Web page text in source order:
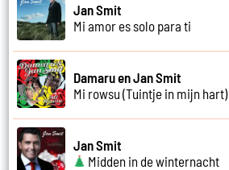
Jan Smit
Mi amor es solo para ti
Damaru en Jan Smit
Mi rowsu (Tuintje in mijn hart)
Jan Smit
Midden in de winternacht